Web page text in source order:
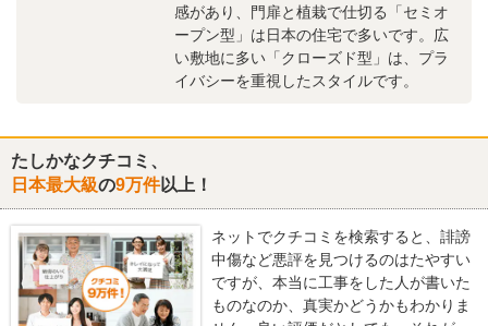
感があり、門扉と植栽で仕切る「セミオ
ープン型」は日本の住宅で多いです。広
い敷地に多い「クローズド型」は、プラ
イバシーを重視したスタイルです。
たしかなクチコミ、
日本最大級の9万件以上！
ネットでクチコミを検索すると、誹謗
中傷など悪評を見つけるのはたやすい
ですが、本当に工事をした人が書いた
ものなのか、真実かどうかもわかりま